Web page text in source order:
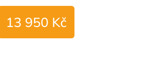
13 950 Kč